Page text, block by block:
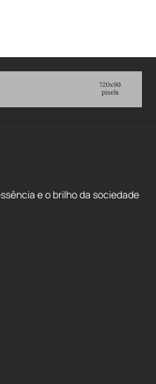
e o brilho da sociedade